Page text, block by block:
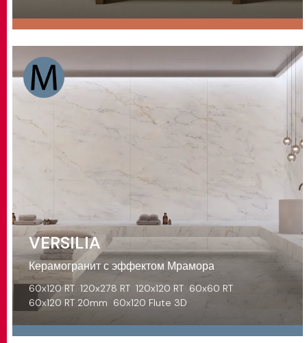
VERSILIA
Керамогранит с эффектом Мрамора
60x120 RT 120x278 RT 120x120 RT 60x60 RT
60x120 RT 20mm 60x120 Flute 3D